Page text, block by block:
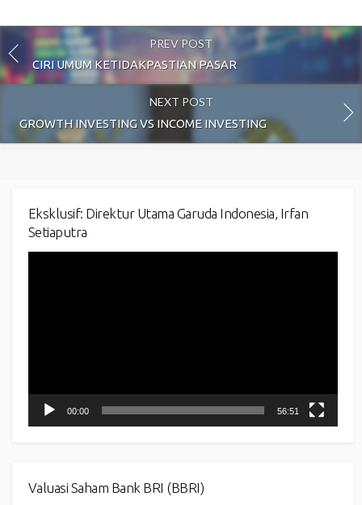
PREV POST
CIRI UMUM KETIDAKPASTIAN PASAR
NEXT POST
GROWTH INVESTING VS INCOME INVESTING
Eksklusif: Direktur Utama Garuda Indonesia, Irfan
Setiaputra
00:00 56:51
Valuasi Saham Bank BRI (BBRI)